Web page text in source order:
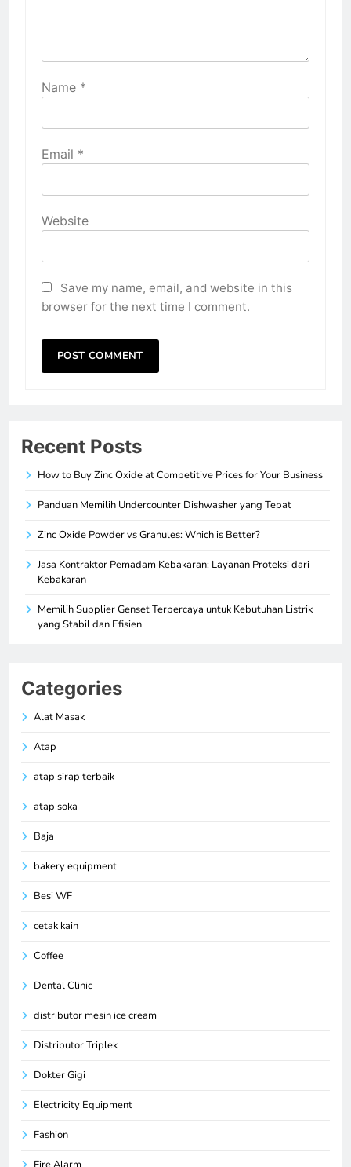
Name *
Email *
Website
Save my name, email, and website in this
browser for the next time I comment.
Recent Posts
How to Buy Zinc Oxide at Competitive Prices for Your Business
Panduan Memilih Undercounter Dishwasher yang Tepat
Zinc Oxide Powder vs Granules: Which is Better?
Jasa Kontraktor Pemadam Kebakaran: Layanan Proteksi dari
Kebakaran
Memilih Supplier Genset Terpercaya untuk Kebutuhan Listrik
yang Stabil dan Efisien
Categories
Alat Masak
Atap
atap sirap terbaik
atap soka
Baja
bakery equipment
Besi WF
cetak kain
Coffee
Dental Clinic
distributor mesin ice cream
Distributor Triplek
Dokter Gigi
Electricity Equipment
Fashion